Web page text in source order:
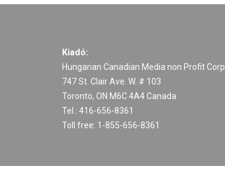
Kiadó:
Hungarian Canadian Media non Profit Corp.
747 St. Clair Ave. W. # 103
Toronto, ON M6C 4A4 Canada
Tel.: 416-656-8361
Toll free: 1-855-656-8361